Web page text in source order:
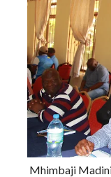
Mhimbaji